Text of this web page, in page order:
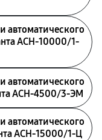
автоматического
АСН-10000/1-
автоматического
АСН-4500/3-ЭМ
автоматического
АСН-15000/1-Ц